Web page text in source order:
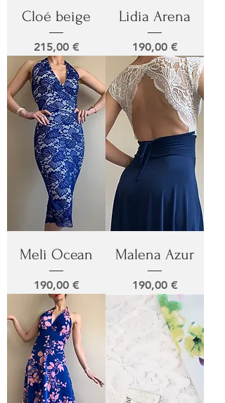
Cloé beige
Prix
215,00 €
Lidia Arena
Prix
190,00 €
Meli Ocean
Prix
190,00 €
Malena Azur
Prix
190,00 €